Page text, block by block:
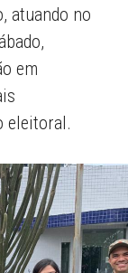
atuando no
em
eleitoral.